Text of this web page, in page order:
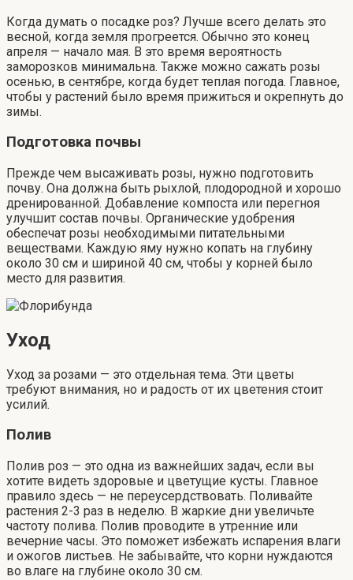
Когда думать о посадке роз? Лучше всего делать это
весной, когда земля прогреется. Обычно это конец
апреля — начало мая. В это время вероятность
заморозков минимальна. Также можно сажать розы
осенью, в сентябре, когда будет теплая погода. Главное,
чтобы у растений было время прижиться и окрепнуть до
зимы.
Подготовка почвы
Прежде чем высаживать розы, нужно подготовить
почву. Она должна быть рыхлой, плодородной и хорошо
дренированной. Добавление компоста или перегноя
улучшит состав почвы. Органические удобрения
обеспечат розы необходимыми питательными
веществами. Каждую яму нужно копать на глубину
около 30 см и шириной 40 см, чтобы у корней было
место для развития.
Уход
Уход за розами — это отдельная тема. Эти цветы
требуют внимания, но и радость от их цветения стоит
усилий.
Полив
Полив роз — это одна из важнейших задач, если вы
хотите видеть здоровые и цветущие кусты. Главное
правило здесь — не переусердствовать. Поливайте
растения 2-3 раз в неделю. В жаркие дни увеличьте
частоту полива. Полив проводите в утренние или
вечерние часы. Это поможет избежать испарения влаги
и ожогов листьев. Не забывайте, что корни нуждаются
во влаге на глубине около 30 см.